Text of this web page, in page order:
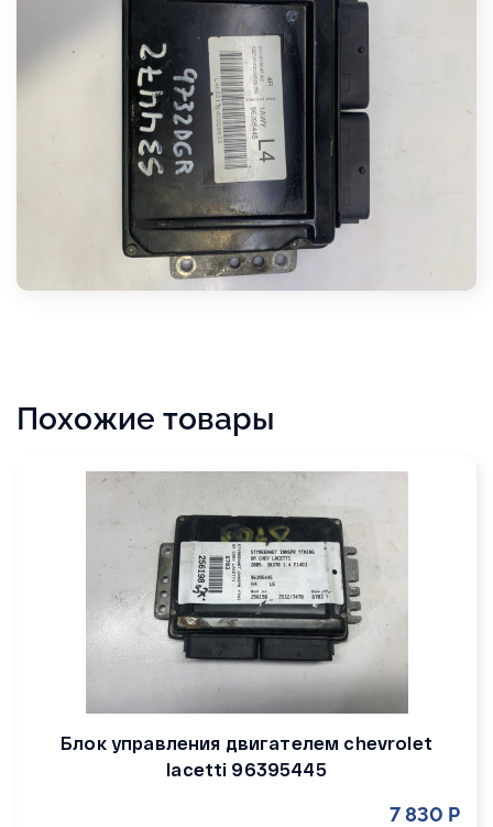
Похожие товары
Блок управления двигателем chevrolet
lacetti 96395445
7 830 Р